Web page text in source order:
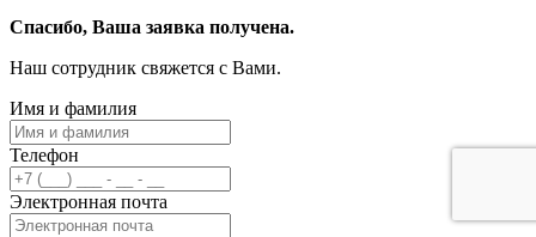
Спасибо, Ваша заявка получена.
Наш сотрудник свяжется с Вами.
Имя и фамилия
Телефон
Электронная почта